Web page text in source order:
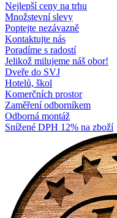
Nejlepší ceny na trhu
Množstevní slevy
Poptejte nezávazně
Kontaktujte nás
Poradíme s radostí
Jelikož milujeme náš obor!
Dveře do SVJ
Hotelů, škol
Komerčních prostor
Zaměření odborníkem
Odborná montáž
Snížené DPH 12% na zboží